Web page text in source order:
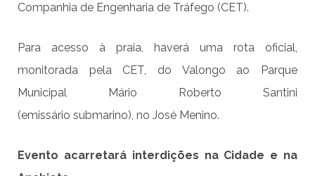
Companhia de Engenharia de Tráfego (CET).
Para acesso à praia, haverá uma rota oficial,
monitorada pela CET, do Valongo ao Parque
Municipal Mário Roberto Santini
(emissário submarino), no José Menino.
Evento acarretará interdições na Cidade e na